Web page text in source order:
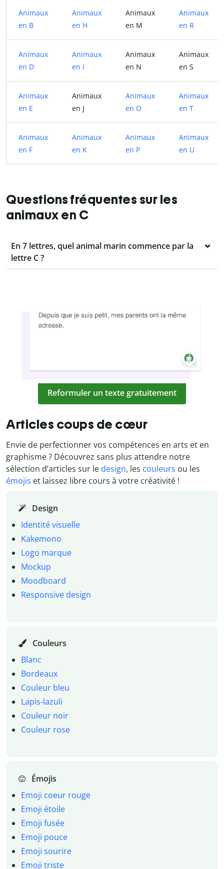
Animaux
en B
Animaux
en H
Animaux
en M
Animaux
en R
Animaux
en D
Animaux
en I
Animaux
en N
Animaux
en S
Animaux
en E
Animaux
en J
Animaux
en O
Animaux
en T
Animaux
en F
Animaux
en K
Animaux
en P
Animaux
en U
Questions fréquentes sur les
animaux en C
En 7 lettres, quel animal marin commence par la
lettre C ?
Reformuler un texte gratuitement
Articles coups de cœur
Envie de perfectionner vos compétences en arts et en
graphisme ? Découvrez sans plus attendre notre
sélection d’articles sur le design, les couleurs ou les
émojis et laissez libre cours à votre créativité !
Design
Identité visuelle
Kakemono
Logo marque
Mockup
Moodboard
Responsive design
Couleurs
Blanc
Bordeaux
Couleur bleu
Lapis-lazuli
Couleur noir
Couleur rose
Émojis
Emoji coeur rouge
Emoji étoile
Emoji fusée
Emoji pouce
Emoji sourire
Emoji triste